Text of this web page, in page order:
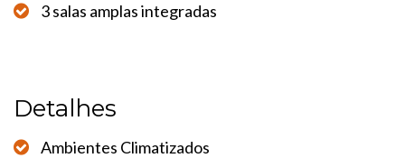
3 salas amplas integradas
Detalhes
Ambientes Climatizados